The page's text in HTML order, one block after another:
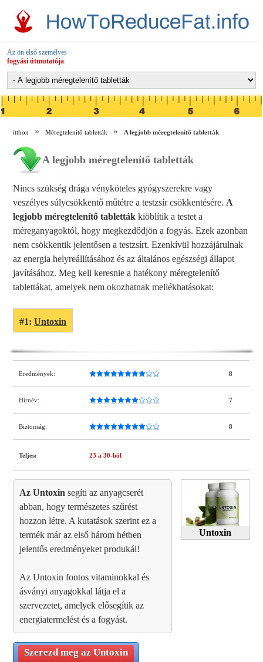
Az ön első személyes
fogyási útmutatója:
itthon Méregtelenítő tabletták A legjobb méregtelenítő tabletták
A legjobb méregtelenítő tabletták
Nincs szükség drága vényköteles gyógyszerekre vagy
veszélyes súlycsökkentő műtétre a testzsír csökkentésére. A
legjobb méregtelenítő tabletták kiöblítik a testet a
méreganyagoktól, hogy megkezdődjön a fogyás. Ezek azonban
nem csökkentik jelentősen a testzsírt. Ezenkívül hozzájárulnak
az energia helyreállításához és az általános egészségi állapot
javításához. Meg kell keresnie a hatékony méregtelenítő
tablettákat, amelyek nem okozhatnak mellékhatásokat:
#1:Untoxin
Eredmények: 8
Hírnév: 7
Biztonság: 8
Teljes: 23 a 30-ból
Untoxin
Az Untoxin segíti az anyagcserét
abban, hogy természetes szűrést
hozzon létre. A kutatások szerint ez a
termék már az első három hétben
jelentős eredményeket produkál!
Az Untoxin fontos vitaminokkal és
ásványi anyagokkal látja el a
szervezetet, amelyek elősegítik az
energiatermelést és a fogyást.
Szerezd meg azUntoxin